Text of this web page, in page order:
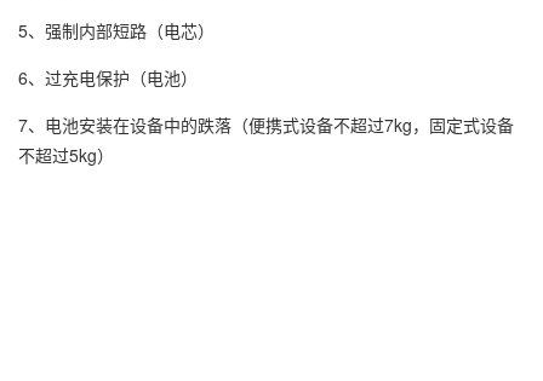
5、强制内部短路（电芯）
6、过充电保护（电池）
7、电池安装在设备中的跌落（便携式设备不超过7kg，固定式设备
不超过5kg）